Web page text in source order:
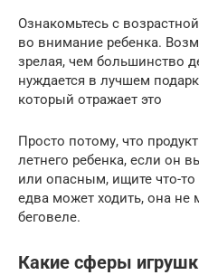
Ознакомьтесь с
во внимание ребенка.
зрелая, чем большинство
нуждается в лучшем
который отражает это
Просто потому, что
летнего ребенка, если он
или опасным, ищите что-
едва может ходить, она не
беговеле.
Какие сферы